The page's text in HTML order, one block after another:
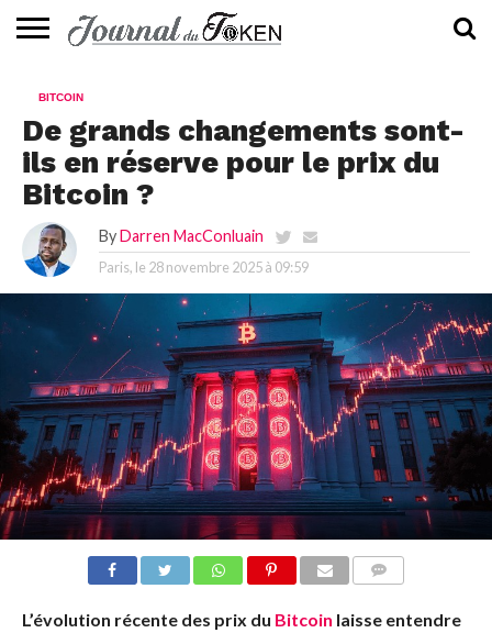
📰
EVALUATION
GUIDE
TENDANCES
À
CONTACTEZ-
BITCOIN
De grands changements sont-
ils en réserve pour le prix du
Bitcoin ?
By Darren MacConluain
Paris, le 28 novembre 2025 à 09:59
L’évolution récente des prix du Bitcoin laisse entendre